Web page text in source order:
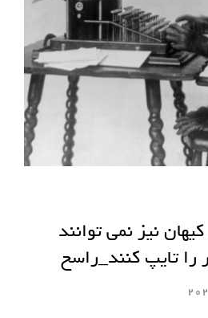
نیز نمی توانند
را تایپ کنند_راسخ